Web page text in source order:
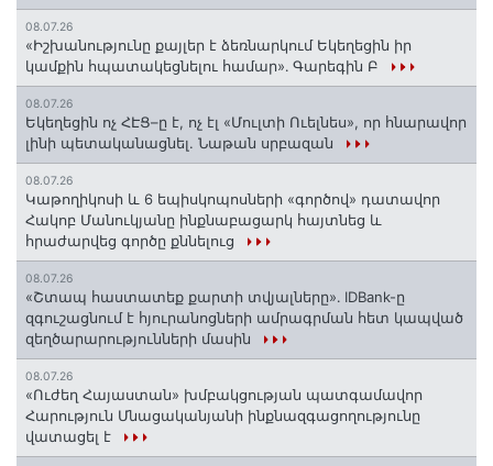
08.07.26
«Իշխանությունը քայլեր է ձեռնարկում Եկեղեցին իր
կամքին հպատակեցնելու համար»․ Գարեգին Բ
08.07.26
Եկեղեցին ոչ ՀԷՑ–ը է, ոչ էլ «Մուլտի Ուելնես», որ հնարավոր
լինի պետականացնել. Նաթան սրբազան
08.07.26
️Կաթողիկոսի և 6 եպիսկոպոսների «գործով» դատավոր
Հակոբ Մանուկյանը ինքնաբացարկ հայտնեց և
հրաժարվեց գործը քննելուց
08.07.26
«Շտապ հաստատեք քարտի տվյալները»․ IDBank-ը
զգուշացնում է հյուրանոցների ամրագրման հետ կապված
զեղծարարությունների մասին
08.07.26
«Ուժեղ Հայաստան» խմբակցության պատգամավոր
Հարություն Մնացականյանի ինքնազգացողությունը
վատացել է